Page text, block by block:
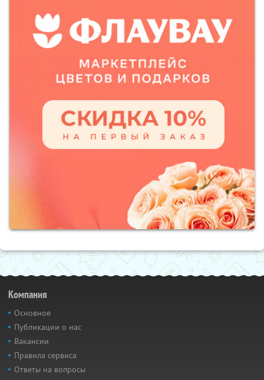
Компания
Основное
Публикации о нас
Вакансии
Правила сервиса
Ответы на вопросы